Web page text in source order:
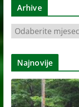
Arhive
r
h
v
e
Najnovije